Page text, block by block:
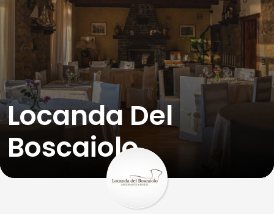
Locanda Del
Boscaiolo